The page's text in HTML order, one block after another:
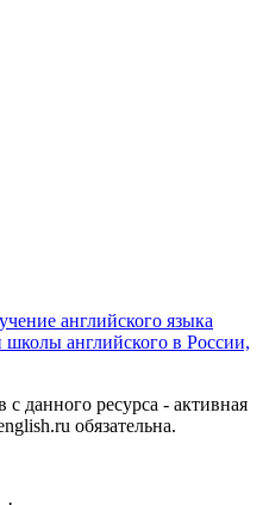
английского языка
английского в России,
данного ресурса - активная
обязательна.